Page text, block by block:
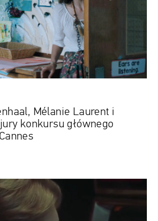
Mélanie Laurent i
konkursu głównego